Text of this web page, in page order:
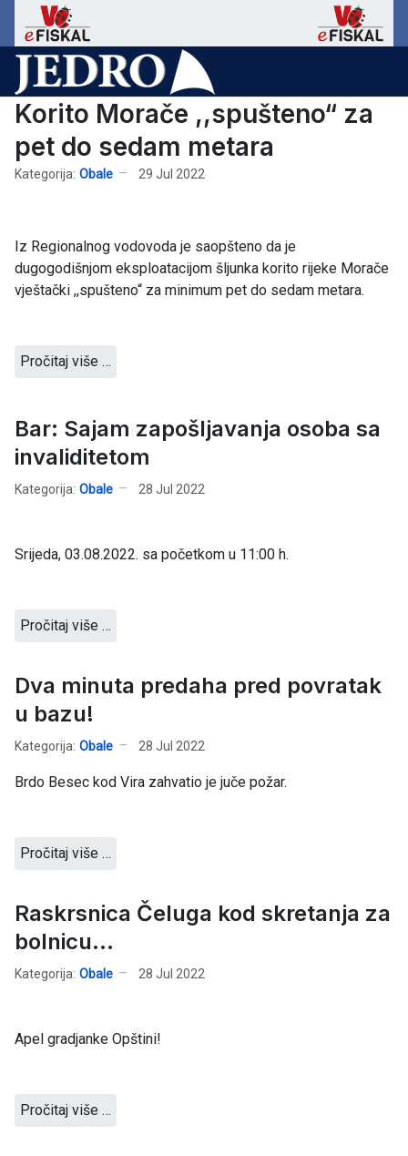
Korito Morače ,,spušteno“ za
pet do sedam metara
Kategorija: Obale 29 Jul 2022
Iz Regionalnog vodovoda je saopšteno da je
dugogodišnjom eksploatacijom šljunka korito rijeke Morače
vještački ,,spušteno“ za minimum pet do sedam metara.
Pročitaj više …
Bar: Sajam zapošljavanja osoba sa
invaliditetom
Kategorija: Obale 28 Jul 2022
Srijeda, 03.08.2022. sa početkom u 11:00 h.
Pročitaj više …
Dva minuta predaha pred povratak
u bazu!
Kategorija: Obale 28 Jul 2022
Brdo Besec kod Vira zahvatio je juče požar.
Pročitaj više …
Raskrsnica Čeluga kod skretanja za
bolnicu...
Kategorija: Obale 28 Jul 2022
Apel gradjanke Opštini!
Pročitaj više …